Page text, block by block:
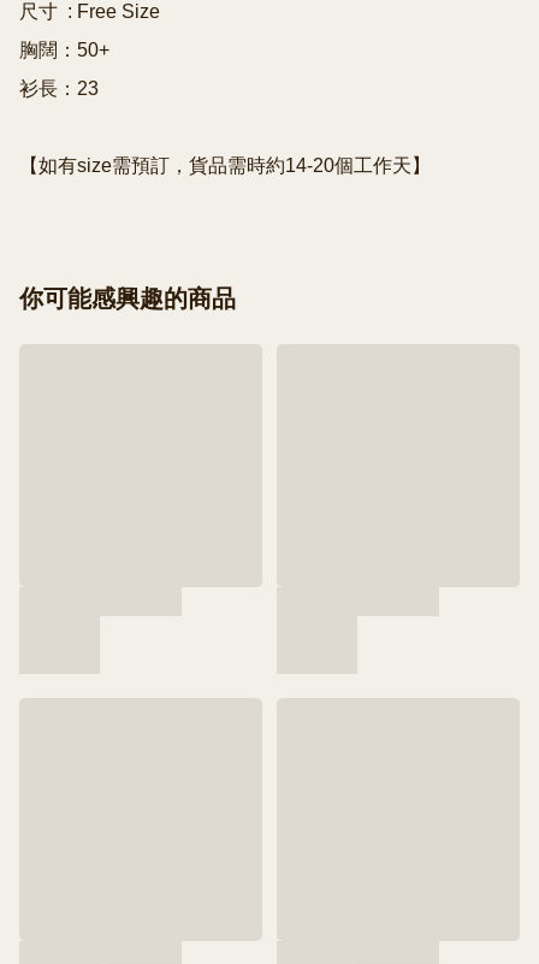
尺寸  : Free Size
胸闊：50+
衫長：23
【如有size需預訂，貨品需時約14-20個工作天】
你可能感興趣的商品